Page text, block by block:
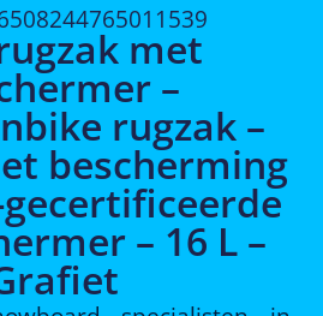
met
–
rugzak –
bescherming
gecertificeerde
– 16 L –